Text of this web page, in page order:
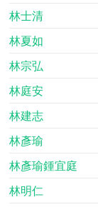
林士清
林夏如
林宗弘
林庭安
林建志
林彥瑜
林彥瑜鍾宜庭
林明仁